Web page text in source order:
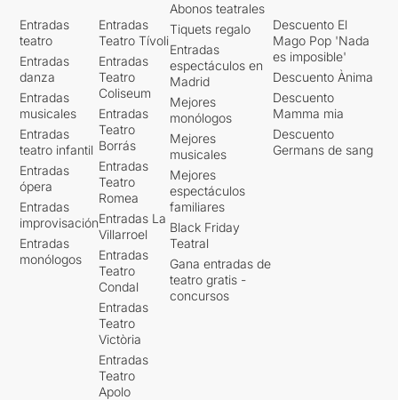
Entradas
teatro
Entradas
danza
Entradas
musicales
Entradas
teatro infantil
Entradas
ópera
Entradas
improvisación
Entradas
monólogos
Entradas
Teatro Tívoli
Entradas
Teatro
Coliseum
Entradas
Teatro
Borrás
Entradas
Teatro
Romea
Entradas La
Villarroel
Entradas
Teatro
Condal
Entradas
Teatro
Victòria
Entradas
Teatro
Apolo
Abonos teatrales
Tiquets regalo
Entradas
espectáculos en
Madrid
Mejores
monólogos
Mejores
musicales
Mejores
espectáculos
familiares
Black Friday
Teatral
Gana entradas de
teatro gratis -
concursos
Descuento El
Mago Pop 'Nada
es imposible'
Descuento Ànima
Descuento
Mamma mia
Descuento
Germans de sang